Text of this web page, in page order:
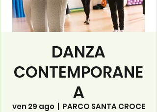
DANZA
CONTEMPORANE
A
ven 29 ago
  |
PARCO SANTA CROCE